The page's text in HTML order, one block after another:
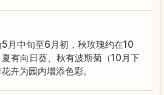
月中旬至6月初，秋玫瑰约在10
有向日葵、秋有波斯菊（10月下
卉为园内增添色彩。